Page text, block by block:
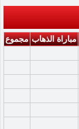
مباراة الذهاب مجموع